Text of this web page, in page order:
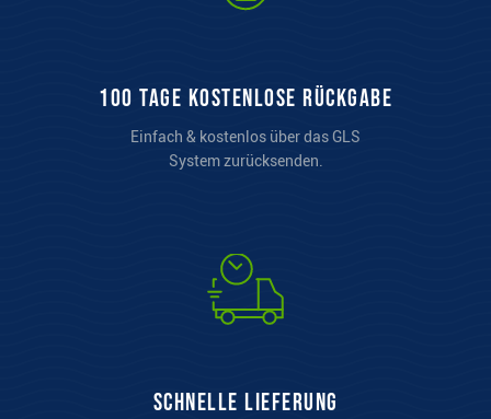
100 Tage kostenlose Rückgabe
Einfach & kostenlos über das GLS
System zurücksenden.
Schnelle Lieferung